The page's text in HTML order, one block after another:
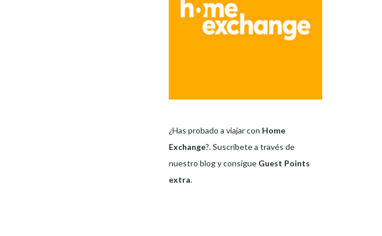
¿Has probado a viajar con Home
Exchange?. Suscríbete a través de
nuestro blog y consigue Guest Points
extra.